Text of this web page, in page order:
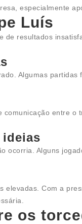
especialmente
Luís
resultados
Algumas
entre
ideias
ocorria. Alguns
Com a
os